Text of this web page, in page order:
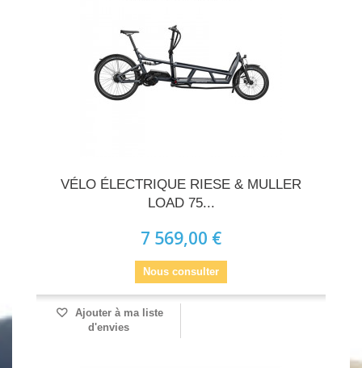
VÉLO ÉLECTRIQUE RIESE & MULLER
LOAD 75...
7 569,00 €
Nous consulter
Ajouter à ma liste
d'envies